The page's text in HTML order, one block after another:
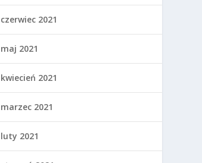
czerwiec 2021
maj 2021
kwiecień 2021
marzec 2021
luty 2021